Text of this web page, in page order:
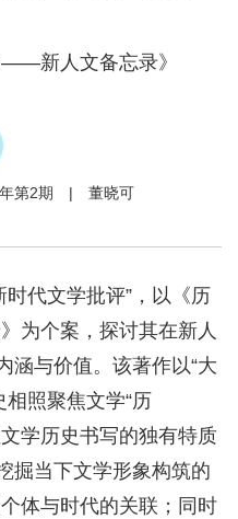
新人文备忘录》
年第2期 | 董晓可
时代文学批评”，以《历
为个案，探讨其在新人
涵与价值。该著作以“大
相照聚焦文学“历
学历史书写的独有特质
掘当下文学形象构筑的
体与时代的关联；同时